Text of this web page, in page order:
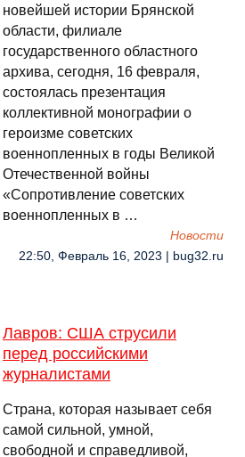
новейшей истории Брянской
области, филиале
государственного областного
архива, сегодня, 16 февраля,
состоялась презентация
коллективной монографии о
героизме советских
военнопленных в годы Великой
Отечественной войны
«Сопротивление советских
военнопленных в …
Новости
22:50, Февраль 16, 2023 | bug32.ru
Лавров: США струсили
перед российскими
журналистами
Страна, которая называет себя
самой сильной, умной,
свободной и справедливой,